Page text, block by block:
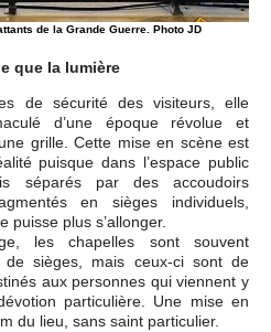
de la Grande Guerre. Photo JD
que la lumière
de sécurité des visiteurs, elle
d’une époque révolue et
grille. Cette mise en scène est
puisque dans l’espace public
séparés par des accoudoirs
en sièges individuels,
puisse plus s’allonger.
les chapelles sont souvent
sièges, mais ceux-ci sont de
aux personnes qui viennent y
particulière. Une mise en
du lieu, sans saint particulier.